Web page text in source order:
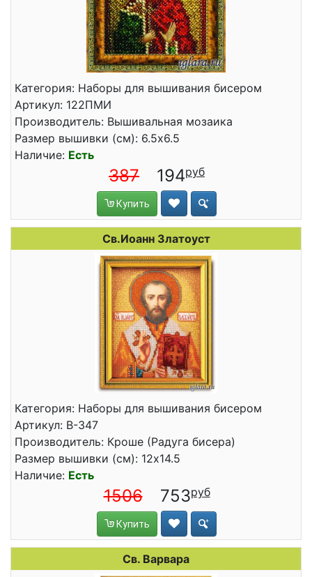
Категория: Наборы для вышивания бисером
Артикул: 122ПМИ
Производитель: Вышивальная мозаика
Размер вышивки (см): 6.5x6.5
Наличие: Есть
387 194
Купить
Св.Иоанн Златоуст
Категория: Наборы для вышивания бисером
Артикул: В-347
Производитель: Кроше (Радуга бисера)
Размер вышивки (см): 12x14.5
Наличие: Есть
1506 753
Купить
Св. Варвара